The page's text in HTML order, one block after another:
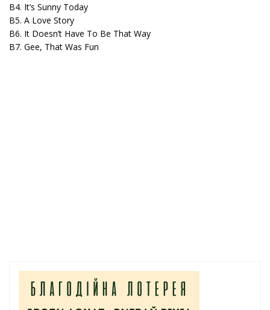
B4. It’s Sunny Today
B5. A Love Story
B6. It Doesn’t Have To Be That Way
B7. Gee, That Was Fun